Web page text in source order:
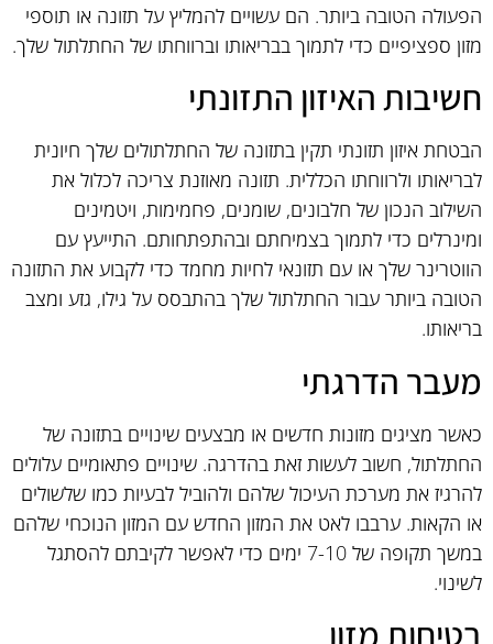
הפעולה הטובה ביותר. הם עשויים להמליץ על תזונה או תוספי
מזון ספציפיים כדי לתמוך בבריאותו וברווחתו של החתלתול שלך.
חשיבות האיזון התזונתי
הבטחת איזון תזונתי תקין בתזונה של החתלתולים שלך חיונית
לבריאותו ולרווחתו הכללית. תזונה מאוזנת צריכה לכלול את
השילוב הנכון של חלבונים, שומנים, פחמימות, ויטמינים
ומינרלים כדי לתמוך בצמיחתם ובהתפתחותם. התייעץ עם
הווטרינר שלך או עם תזונאי לחיות מחמד כדי לקבוע את התזונה
הטובה ביותר עבור החתלתול שלך בהתבסס על גילו, גזע ומצב
בריאותו.
מעבר הדרגתי
כאשר מציגים מזונות חדשים או מבצעים שינויים בתזונה של
החתלתול, חשוב לעשות זאת בהדרגה. שינויים פתאומיים עלולים
להרגיז את מערכת העיכול שלהם ולהוביל לבעיות כמו שלשולים
או הקאות. ערבבו לאט את המזון החדש עם המזון הנוכחי שלהם
במשך תקופה של 7-10 ימים כדי לאפשר לקיבתם להסתגל
לשינוי.
בטיחות מזון